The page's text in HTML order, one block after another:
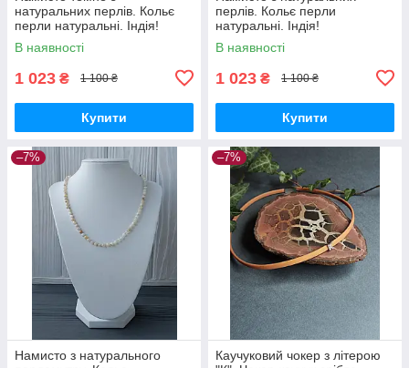
натуральних перлів. Кольє
перли натуральні. Індія!
В наявності
1 023 ₴ 1 100 ₴
Купити
перлів. Кольє перли
натуральні. Індія!
В наявності
1 023 ₴ 1 100 ₴
Купити
–7%
Намисто з натурального
–7%
Каучуковий чокер з літерою